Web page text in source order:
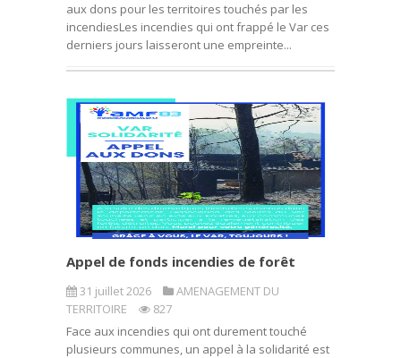
aux dons pour les territoires touchés par les
incendiesLes incendies qui ont frappé le Var ces
derniers jours laisseront une empreinte...
Appel de fonds incendies de forêt
31 juillet 2026
AMENAGEMENT DU
TERRITOIRE
827
Face aux incendies qui ont durement touché
plusieurs communes, un appel à la solidarité est